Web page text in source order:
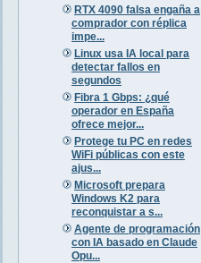
RTX 4090 falsa engaña a
comprador con réplica
impe...
Linux usa IA local para
detectar fallos en
segundos
Fibra 1 Gbps: ¿qué
operador en España
ofrece mejor...
Protege tu PC en redes
WiFi públicas con este
ajus...
Microsoft prepara
Windows K2 para
reconquistar a s...
Agente de programación
con IA basado en Claude
Opu...